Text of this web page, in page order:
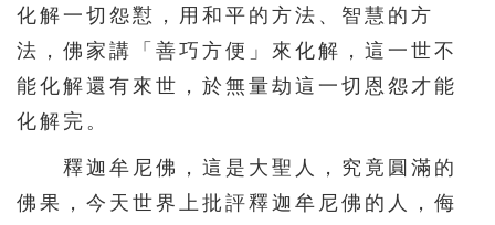
化解一切怨懟，用和平的方法、智慧的方
法，佛家講「善巧方便」來化解，這一世不
能化解還有來世，於無量劫這一切恩怨才能
化解完。
釋迦牟尼佛，這是大聖人，究竟圓滿的
佛果，今天世界上批評釋迦牟尼佛的人，侮